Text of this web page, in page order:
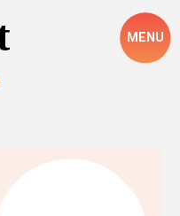
MENU